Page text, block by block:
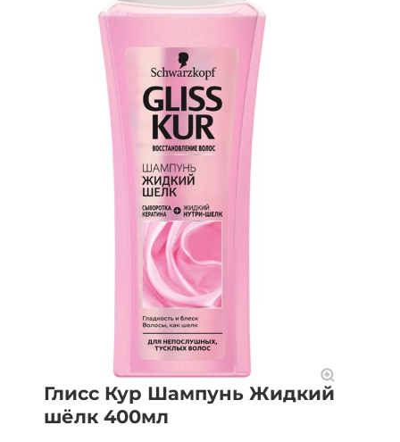
Глисс Кур Шампунь Жидкий
шёлк 400мл